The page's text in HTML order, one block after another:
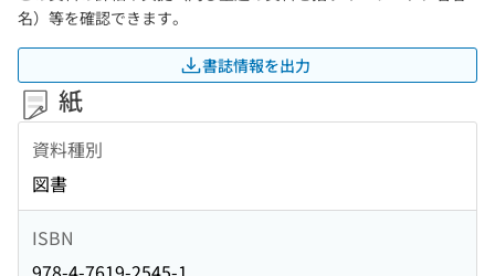
名）等を確認できます。
書誌情報を出力
紙
資料種別
図書
ISBN